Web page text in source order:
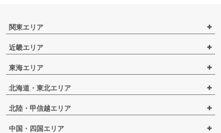
関東エリア
近畿エリア
東海エリア
北海道・東北エリア
北陸・甲信越エリア
中国・四国エリア